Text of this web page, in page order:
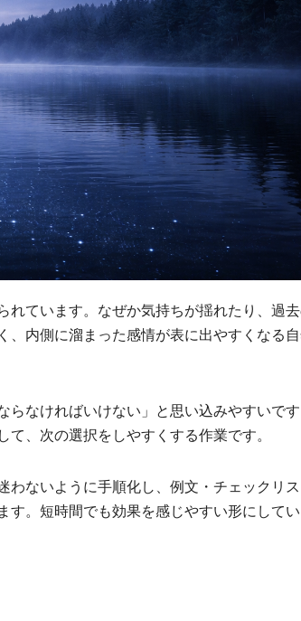
れています。なぜか気持ちが揺れたり、過
、内側に溜まった感情が表に出やすくなる
らなければいけない」と思い込みやすいで
、次の選択をしやすくする作業です。
わないように手順化し、例文・チェックリス
す。短時間でも効果を感じやすい形にして